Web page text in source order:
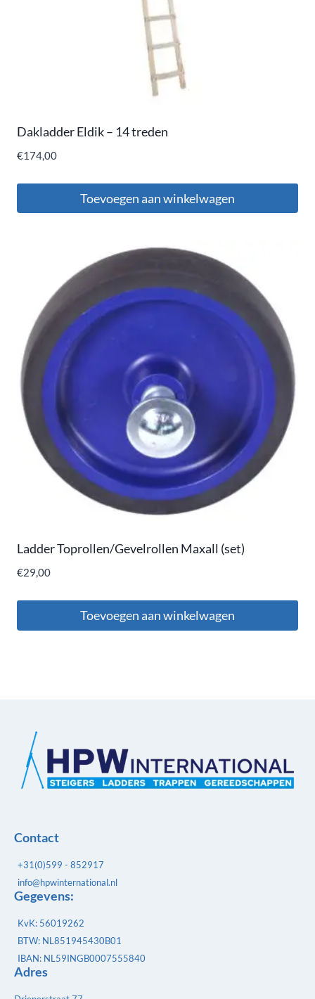
Dakladder Eldik – 14 treden
€174,00
Toevoegen aan winkelwagen
Ladder Toprollen/Gevelrollen Maxall (set)
€29,00
Toevoegen aan winkelwagen
Contact
+31(0)599 - 852917
info@hpwinternational.nl
Gegevens:
KvK: 56019262
BTW: NL851945430B01
IBAN: NL59INGB0007555840
Adres